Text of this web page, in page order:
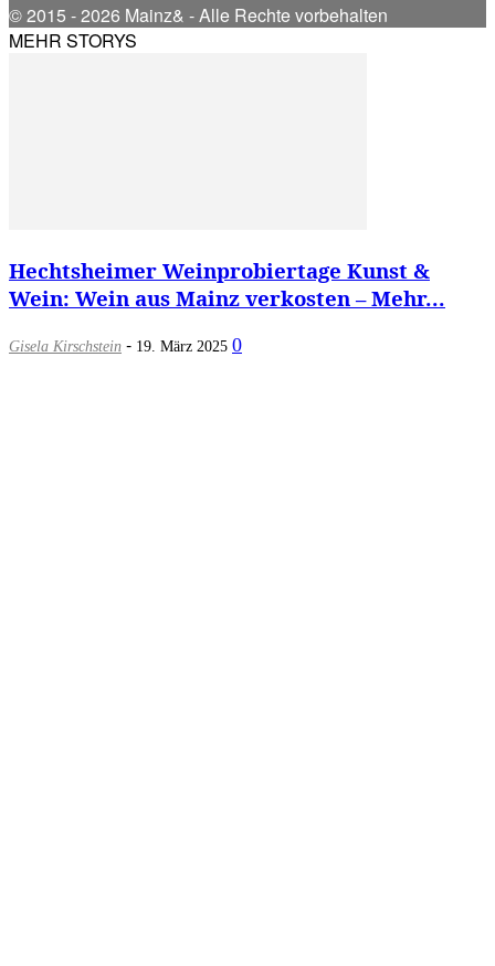
© 2015 - 2026 Mainz& - Alle Rechte vorbehalten
MEHR STORYS
Hechtsheimer Weinprobiertage Kunst &
Wein: Wein aus Mainz verkosten – Mehr...
Gisela Kirschstein - 19. März 2025 0